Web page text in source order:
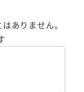
ありません。